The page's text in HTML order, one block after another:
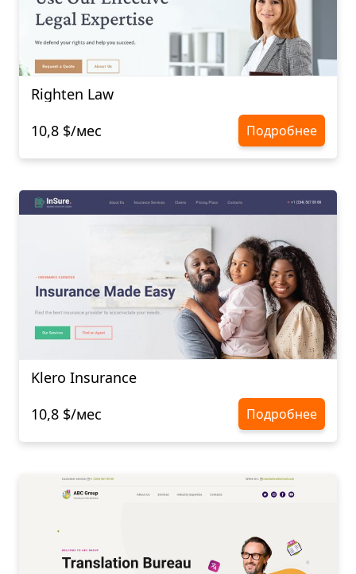
Righten Law
10,8 $/мес
Подробнее
Klero Insurance
10,8 $/мес
Подробнее